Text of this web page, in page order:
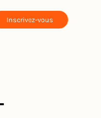
Inscrivez-vous